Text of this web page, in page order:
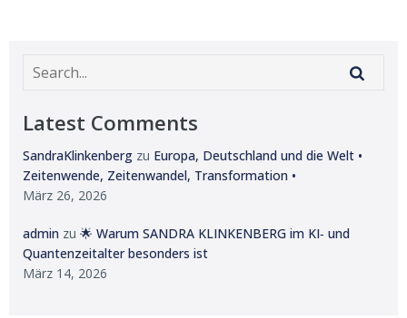
Latest Comments
SandraKlinkenberg zu Europa, Deutschland und die Welt •
Zeitenwende, Zeitenwandel, Transformation •
März 26, 2026
admin zu 🌟 Warum SANDRA KLINKENBERG im KI‑ und
Quantenzeitalter besonders ist
März 14, 2026